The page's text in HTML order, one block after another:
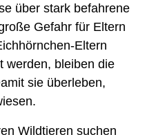
über stark befahrene
Gefahr für Eltern
Eltern
werden, bleiben die
sie überleben,
Wildtieren suchen